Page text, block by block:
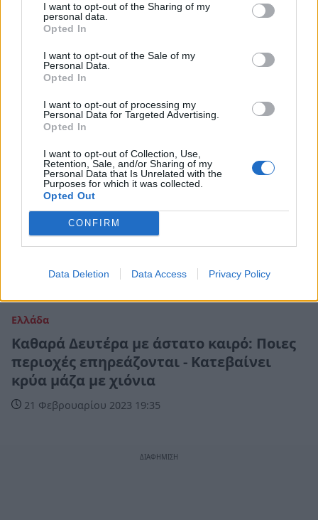
I want to opt-out of the Sharing of my
personal data.
Opted In
I want to opt-out of the Sale of my
Personal Data.
Opted In
I want to opt-out of processing my
Personal Data for Targeted Advertising.
Opted In
I want to opt-out of Collection, Use,
Retention, Sale, and/or Sharing of my
Personal Data that Is Unrelated with the
Purposes for which it was collected.
Opted Out
CONFIRM
Data Deletion Data Access Privacy Policy
Σπάρτη: Παρέλαση αρμάτων και
Παραδοσιακό Καρναβάλι της
Μουτζουροδευτέρας, στο Καστόρι!
22 Φεβρουαρίου 2023 09:03
Ελλάδα
Καθαρά Δευτέρα με άστατο καιρό: Ποιες
περιοχές επηρεάζονται - Κατεβαίνει
κρύα μάζα με χιόνια
21 Φεβρουαρίου 2023 19:35